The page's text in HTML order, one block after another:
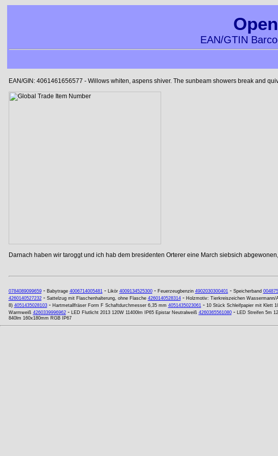
EAN/GTIN
EAN/GIN: 4061461656577 - Willows whiten, aspens shiver. The sunbeam showers break and
Darnach haben wir taroggt und ich hab dem bresidenten Orterer eine March siebsich
0784089099659- Babytrage 4006714005481- Likör 4009134525300- Feuerzeugbenzin 4902030300401- Speicherband
4260140527232- Sattelzug mit Flaschenhalterung, ohne Flasche 4260140528314- Holzmotiv: Tierkreiszeichen Wassermann/
8) 4051435028103- Hartmetallfräser Form F Schaftdurchmesser 6,35 mm 4051435023061- 10 Stück Schleifpapier mit Klett
Warmweiß 4260339996962- LED Flutlicht 2013 120W 11400lm IP65 Epistar Neutralweiß 4260365561080- LED Streifen 5m
840lm 160x180mm RGB IP67